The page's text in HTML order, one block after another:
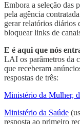
Embora a seleção das
pela agência
gerar relatórios diários
bloquear links de
E é aqui que nós
LAI os parâmetros da
que receberam
respostas de três:
Ministério da Mulher,
Ministério da Saúde
resposta ao primeiro